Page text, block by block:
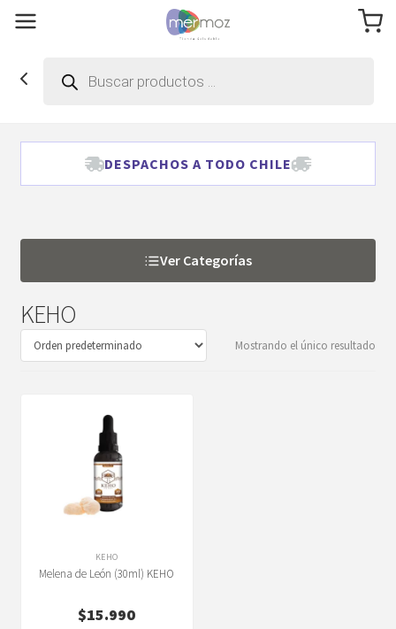
productos
DESPACHOS A TODO CHILE
Ver Categorías
KEHO
Mostrando el único resultado
KEHO
Melena de León (30ml) KEHO
$15.990